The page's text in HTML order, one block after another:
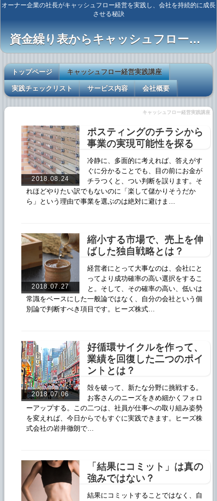
オーナー企業の社長がキャッシュフロー経営を実践し、会社を持続的に成長
させる秘訣
資金繰り表からキャッシュフロー経営へ
トップページ キャッシュフロー経営実践講座
実践チェックリスト サービス内容 会社概要
キャッシュフロー経営実践講座
2018.08.24
ポスティングのチラシから
事業の実現可能性を探る
冷静に、多面的に考えれば、答えがす
ぐに分かることでも、目の前にお金が
チラつくと、つい判断を誤ります。そ
れほどやりたい訳でもないのに「楽して儲かりそうだか
ら」という理由で事業を選ぶのは絶対に避けま…
2018.07.27
縮小する市場で、売上を伸
ばした独自戦略とは？
経営者にとって大事なのは、会社にと
ってより成功確率の高い選択をするこ
と。そして、その確率の高い、低いは
常識をベースにした一般論ではなく、自分の会社という個
別論で判断すべき項目です。ヒーズ株式…
2018.07.06
好循環サイクルを作って、
業績を回復した二つのポイ
ントとは？
殻を破って、新たな分野に挑戦する。
お客さんのニーズをきめ細かくフォロ
ーアップする。この二つは、社員が仕事への取り組み姿勢
を変えれば、今日からでもすぐに実践できます。ヒーズ株
式会社の岩井徹朗で…
「結果にコミット」は真の
強みではない？
結果にコミットすることではなく、自